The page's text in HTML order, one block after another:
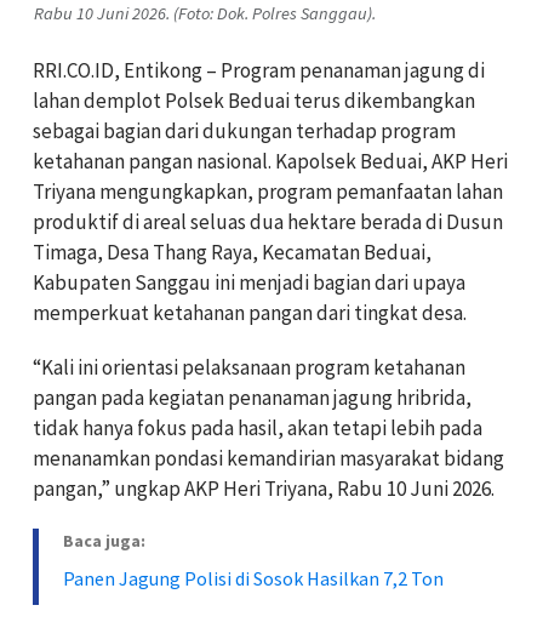
Rabu 10 Juni 2026. (Foto: Dok. Polres Sanggau).
RRI.CO.ID, Entikong – Program penanaman jagung di
lahan demplot Polsek Beduai terus dikembangkan
sebagai bagian dari dukungan terhadap program
ketahanan pangan nasional. Kapolsek Beduai, AKP Heri
Triyana mengungkapkan, program pemanfaatan lahan
produktif di areal seluas dua hektare berada di Dusun
Timaga, Desa Thang Raya, Kecamatan Beduai,
Kabupaten Sanggau ini menjadi bagian dari upaya
memperkuat ketahanan pangan dari tingkat desa.
“Kali ini orientasi pelaksanaan program ketahanan
pangan pada kegiatan penanaman jagung hribrida,
tidak hanya fokus pada hasil, akan tetapi lebih pada
menanamkan pondasi kemandirian masyarakat bidang
pangan,” ungkap AKP Heri Triyana, Rabu 10 Juni 2026.
Baca juga:
Panen Jagung Polisi di Sosok Hasilkan 7,2 Ton